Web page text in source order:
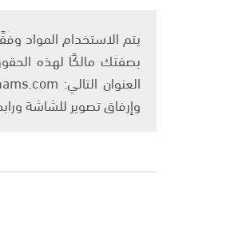
بصفتك مالكًا لهذه
وإرفاق تصوير للشاشة